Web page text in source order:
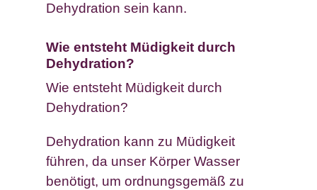
Dehydration sein kann.
Wie entsteht Müdigkeit durch
Dehydration?
Wie entsteht Müdigkeit durch
Dehydration?
Dehydration kann zu Müdigkeit
führen, da unser Körper Wasser
benötigt, um ordnungsgemäß zu